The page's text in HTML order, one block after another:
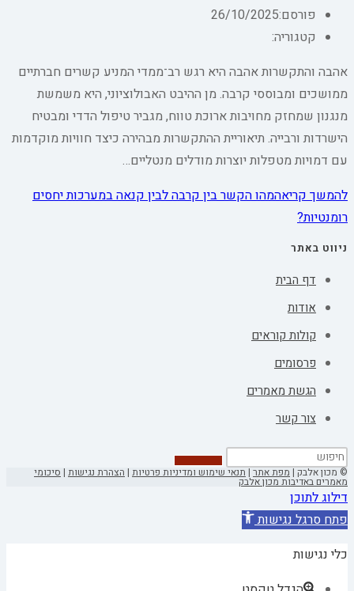
פורסם:26/10/2025
קטגוריה:
אהבה והתקשרות אהבה היא רגש רב־ממדי המניע קשרים חברתיים
ממושכים ומבוססי קרבה. מן ההיבט האבולוציוני, היא משמשת
מנגנון שמחזק מחויבות ארוכת טווח, מגביר טיפול הדדי ומבטיח
הישרדות ורבייה. תיאוריית ההתקשרות מבהירה כיצד חוויות מוקדמות
עם דמויות מטפלות יוצרות מודלים מנטליים…
להמשך קריאהמהו הקשר בין קרבה לבין קנאה במערכות יחסים
רומנטיות?
ניווט באתר
דף הבית
אודות
קולות קוראים
פרסומים
הגשת מאמרים
צור קשר
© מכון אלבק |מפת אתר|תנאי שימוש ומדיניות פרטיות | הצהרת נגישות | סיכומי
מאמרים באדיבות מכון אלבק
דילוג לתוכן
פתח סרגל נגישות
כלי נגישות